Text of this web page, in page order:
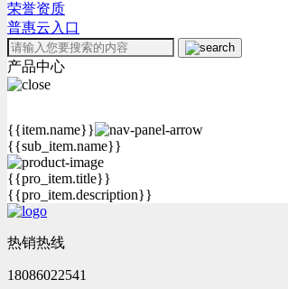
荣誉资质
普惠云入口
产品中心
{{item.name}}
{{sub_item.name}}
{{pro_item.title}}
{{pro_item.description}}
热销热线
18086022541